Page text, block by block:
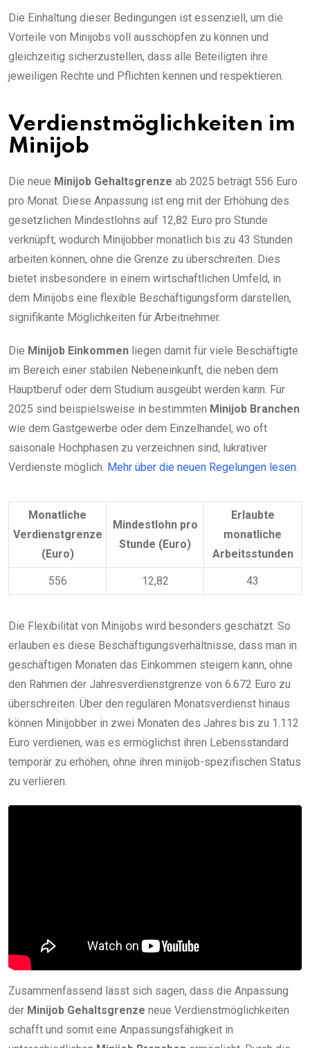
Die Einhaltung dieser Bedingungen ist essenziell, um die
Vorteile von Minijobs voll ausschöpfen zu können und
gleichzeitig sicherzustellen, dass alle Beteiligten ihre
jeweiligen Rechte und Pflichten kennen und respektieren.
Verdienstmöglichkeiten im
Minijob
Die neue Minijob Gehaltsgrenze ab 2025 beträgt 556 Euro
pro Monat. Diese Anpassung ist eng mit der Erhöhung des
gesetzlichen Mindestlohns auf 12,82 Euro pro Stunde
verknüpft, wodurch Minijobber monatlich bis zu 43 Stunden
arbeiten können, ohne die Grenze zu überschreiten. Dies
bietet insbesondere in einem wirtschaftlichen Umfeld, in
dem Minijobs eine flexible Beschäftigungsform darstellen,
signifikante Möglichkeiten für Arbeitnehmer.
Die Minijob Einkommen liegen damit für viele Beschäftigte
im Bereich einer stabilen Nebeneinkunft, die neben dem
Hauptberuf oder dem Studium ausgeübt werden kann. Für
2025 sind beispielsweise in bestimmten Minijob Branchen
wie dem Gastgewerbe oder dem Einzelhandel, wo oft
saisonale Hochphasen zu verzeichnen sind, lukrativer
Verdienste möglich. Mehr über die neuen Regelungen lesen
Monatliche
Verdienstgrenze
(Euro)
Mindestlohn pro
Stunde (Euro)
Erlaubte
monatliche
Arbeitsstunden
556 12,82 43
Die Flexibilität von Minijobs wird besonders geschätzt. So
erlauben es diese Beschäftigungsverhältnisse, dass man in
geschäftigen Monaten das Einkommen steigern kann, ohne
den Rahmen der Jahresverdienstgrenze von 6.672 Euro zu
überschreiten. Über den regulären Monatsverdienst hinaus
können Minijobber in zwei Monaten des Jahres bis zu 1.112
Euro verdienen, was es ermöglichst ihren Lebensstandard
temporär zu erhöhen, ohne ihren minijob-spezifischen Status
zu verlieren.
Zusammenfassend lässt sich sagen, dass die Anpassung
der Minijob Gehaltsgrenze neue Verdienstmöglichkeiten
schafft und somit eine Anpassungsfähigkeit in